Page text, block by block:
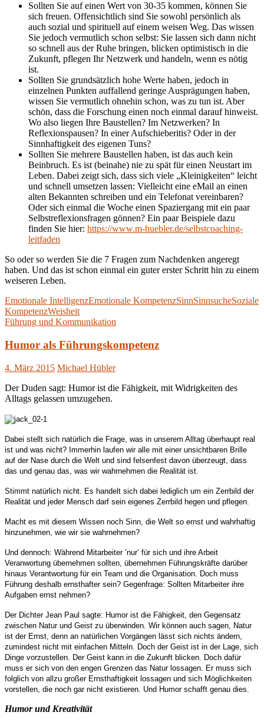
Sollten Sie auf einen Wert von 30-35 kommen, können Sie
sich freuen. Offensichtlich sind Sie sowohl persönlich als
auch sozial und spirituell auf einem weisen Weg. Das wissen
Sie jedoch vermutlich schon selbst: Sie lassen sich dann nicht
so schnell aus der Ruhe bringen, blicken optimistisch in die
Zukunft, pflegen Ihr Netzwerk und handeln, wenn es nötig
ist.
Sollten Sie grundsätzlich hohe Werte haben, jedoch in
einzelnen Punkten auffallend geringe Ausprägungen haben,
wissen Sie vermutlich ohnehin schon, was zu tun ist. Aber
schön, dass die Forschung einen noch einmal darauf hinweist.
Wo also liegen Ihre Baustellen? Im Netzwerken? In
Reflexionspausen? In einer Aufschieberitis? Oder in der
Sinnhaftigkeit des eigenen Tuns?
Sollten Sie mehrere Baustellen haben, ist das auch kein
Beinbruch. Es ist (beinahe) nie zu spät für einen Neustart im
Leben. Dabei zeigt sich, dass sich viele „Kleinigkeiten“ leicht
und schnell umsetzen lassen: Vielleicht eine eMail an einen
alten Bekannten schreiben und ein Telefonat vereinbaren?
Oder sich einmal die Woche einen Spaziergang mit ein paar
Selbstreflexionsfragen gönnen? Ein paar Beispiele dazu
finden Sie hier: https://www.m-huebler.de/selbstcoaching-
leitfaden
So oder so werden Sie die 7 Fragen zum Nachdenken angeregt
haben. Und das ist schon einmal ein guter erster Schritt hin zu einem
weiseren Leben.
Emotionale IntelligenzEmotionale KompetenzSinnSinnsucheSoziale
KompetenzWeisheit
Führung und Kommunikation
Humor als Führungskompetenz
4. März 2015 Michael Hübler
Der Duden sagt: Humor ist die Fähigkeit, mit Widrigkeiten des
Alltags gelassen umzugehen.
Dabei stellt sich natürlich die Frage, was in unserem Alltag überhaupt real
ist und was nicht? Immerhin laufen wir alle mit einer unsichtbaren Brille
auf der Nase durch die Welt und sind felsenfest davon überzeugt, dass
das und genau das, was wir wahrnehmen die Realität ist.
Stimmt natürlich nicht. Es handelt sich dabei lediglich um ein Zerrbild der
Realität und jeder Mensch darf sein eigenes Zerrbild hegen und pflegen.
Macht es mit diesem Wissen noch Sinn, die Welt so ernst und wahrhaftig
hinzunehmen, wie wir sie wahrnehmen?
Und dennoch: Während Mitarbeiter ’nur‘ für sich und ihre Arbeit
Veranwortung übernehmen sollten, übernehmen Führungskräfte darüber
hinaus Verantwortung für ein Team und die Organisation. Doch muss
Führung deshalb ernsthafter sein? Gegenfrage: Sollten Mitarbeiter ihre
Aufgaben ernst nehmen?
Der Dichter Jean Paul sagte: Humor ist die Fähigkeit, den Gegensatz
zwischen Natur und Geist zu überwinden. Wir können auch sagen, Natur
ist der Ernst, denn an natürlichen Vorgängen lässt sich nichts ändern,
zumindest nicht mit einfachen Mitteln. Doch der Geist ist in der Lage, sich
Dinge vorzustellen. Der Geist kann in die Zukunft blicken. Doch dafür
muss er sich von den engen Grenzen das Natur lossagen. Er muss sich
folglich von allzu großer Ernsthaftigkeit lossagen und sich Möglichkeiten
vorstellen, die noch gar nicht existieren. Und Humor schafft genau dies.
Humor und Kreativität